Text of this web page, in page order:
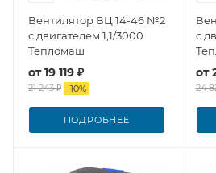
Вентилятор ВЦ 14-46 №2
с двигателем 1,1/3000
Тепломаш
от19 119 ₽
21 243 ₽ -10%
ПОДРОБНЕЕ
с
от
24